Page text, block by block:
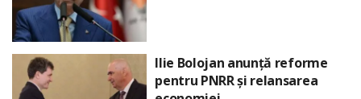
Ilie Bolojan anunță reforme
pentru PNRR și relansarea